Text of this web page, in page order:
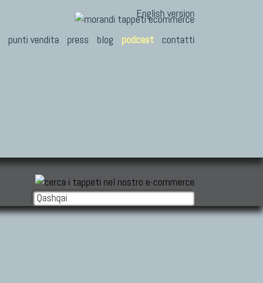
English version
punti vendita press blog podcast contatti